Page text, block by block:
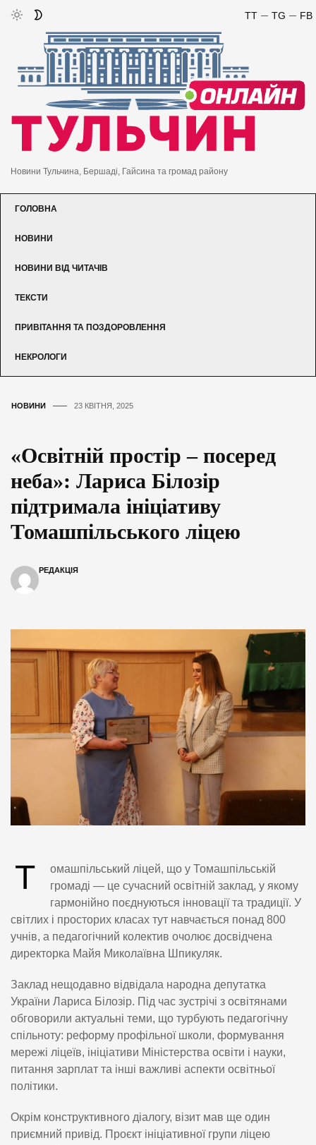
FB
TG
TT
Новини Тульчина, Бершаді, Гайсина та громад району
ГОЛОВНА
НОВИНИ
НОВИНИ ВІД ЧИТАЧІВ
ТЕКСТИ
ПРИВІТАННЯ ТА ПОЗДОРОВЛЕННЯ
НЕКРОЛОГИ
НОВИНИ 23 КВІТНЯ, 2025
«Освітній простір – посеред
неба»: Лариса Білозір
підтримала ініціативу
Томашпільського ліцею
РЕДАКЦІЯ
Т
омашпільський ліцей, що у Томашпільській
громаді — це сучасний освітній заклад, у якому
гармонійно поєднуються інновації та традиції. У
світлих і просторих класах тут навчається понад 800
учнів, а педагогічний колектив очолює досвідчена
директорка Майя Миколаївна Шпикуляк.
Заклад нещодавно відвідала народна депутатка
України Лариса Білозір. Під час зустрічі з освітянами
обговорили актуальні теми, що турбують педагогічну
спільноту: реформу профільної школи, формування
мережі ліцеїв, ініціативи Міністерства освіти і науки,
питання зарплат та інші важливі аспекти освітньої
політики.
Окрім конструктивного діалогу, візит мав ще один
приємний привід. Проєкт ініціативної групи ліцею